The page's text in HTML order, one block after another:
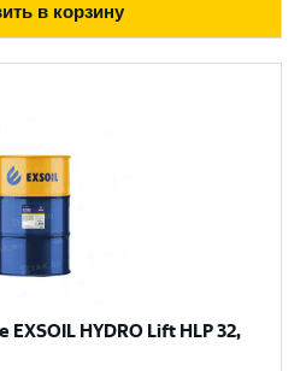
в корзину
HYDRO Lift HLP 32,